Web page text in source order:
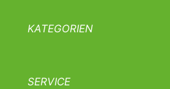
KATEGORIEN
SERVICE